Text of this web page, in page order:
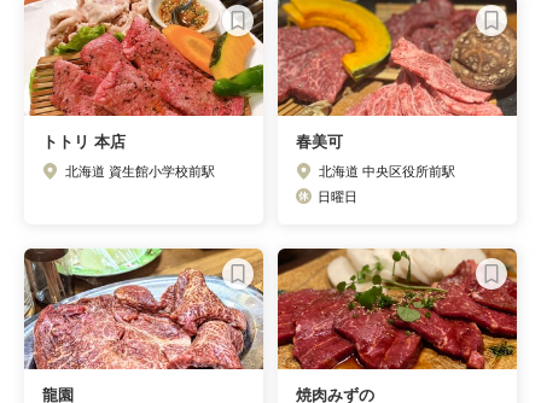
トトリ 本店
北海道 資生館小学校前駅
春美可
北海道 中央区役所前駅
日曜日
龍園 焼肉みずの